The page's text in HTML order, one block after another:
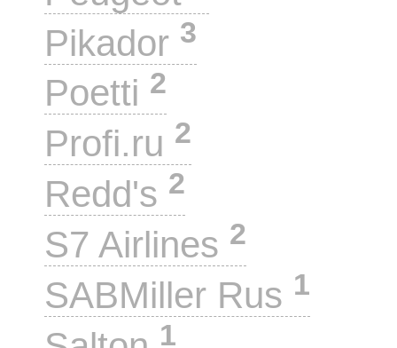
Pikador 3
Poetti 2
Profi.ru 2
Redd's 2
S7 Airlines 2
SABMiller Rus 1
1